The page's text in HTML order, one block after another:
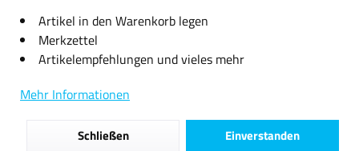
Versand
Unsere Zahlungsarten
Artikel in den Warenkorb legen
Merkzettel
Artikelempfehlungen und vieles mehr
Mehr Informationen
Einverstanden
Schließen